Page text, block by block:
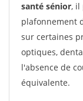
santé sénior, il
plafonnement
sur certaines
optiques,
l'absence de
équivalente.